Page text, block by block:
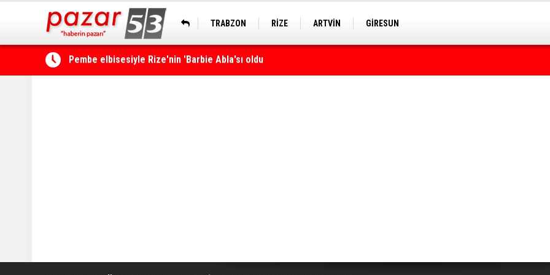
TRABZON RİZE ARTVİN GİRESUN
Rize’de ‘Yaşayan Miras Şöleni’ başladı